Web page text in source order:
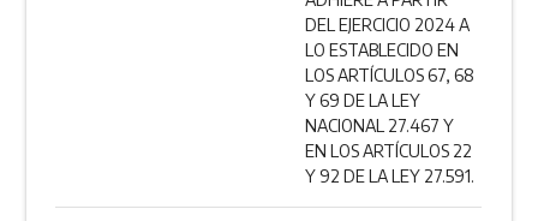
DEL EJERCICIO 2024 A
LO ESTABLECIDO EN
LOS ARTÍCULOS 67, 68
Y 69 DE LA LEY
NACIONAL 27.467 Y
EN LOS ARTÍCULOS 22
Y 92 DE LA LEY 27.591.